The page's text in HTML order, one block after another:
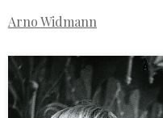
Arno Widmann